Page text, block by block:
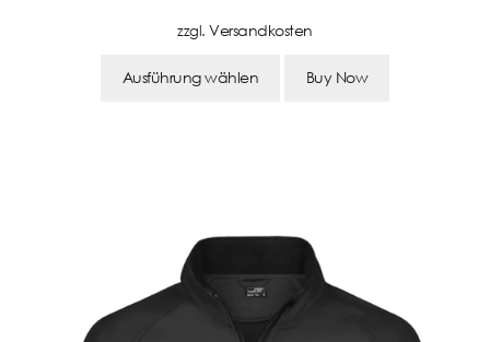
zzgl.Versandkosten
Ausführung wählen Buy Now